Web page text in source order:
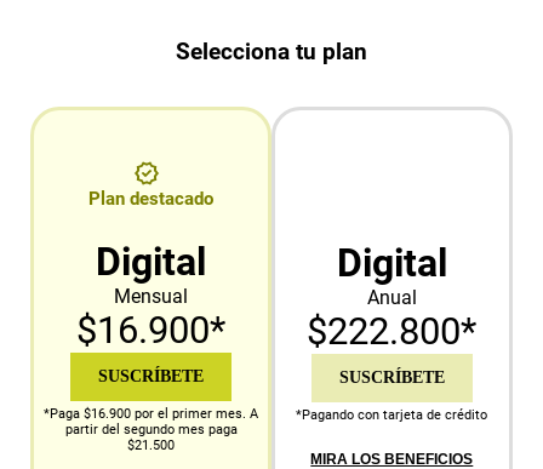
Selecciona tu plan
Plan destacado
Digital
Mensual
$16.900*
SUSCRÍBETE
*Paga $16.900 por el primer mes. A
partir del segundo mes paga
$21.500
Digital
Anual
$222.800*
SUSCRÍBETE
*Pagando con tarjeta de crédito
MIRA LOS BENEFICIOS